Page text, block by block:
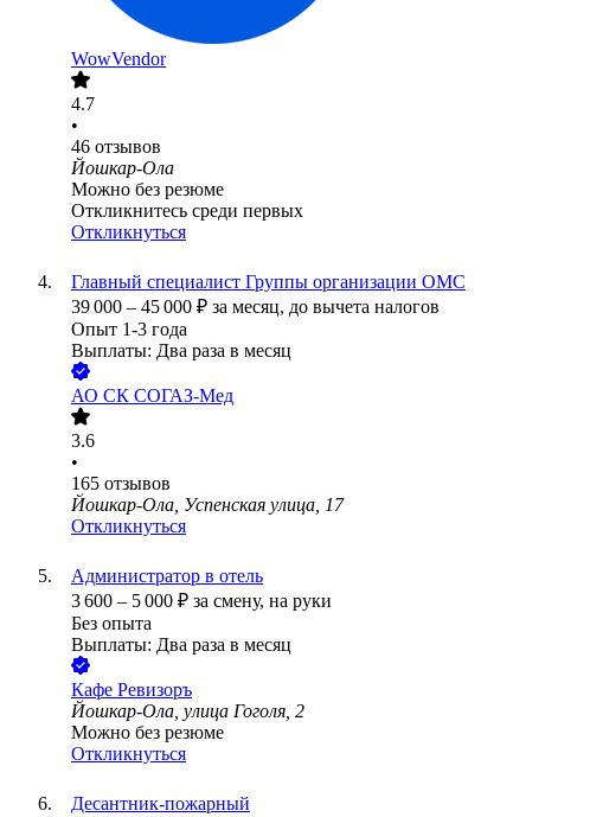
WowVendor
4.7
•
46 отзывов
Йошкар-Ола
Можно без резюме
Откликнитесь среди первых
Откликнуться
Главный специалист Группы организации ОМС
39 000 – 45 000 ₽ за месяц, до вычета налогов
Опыт 1-3 года
Выплаты: Два раза в месяц
АО СК СОГАЗ-Мед
3.6
•
165 отзывов
Йошкар-Ола, Успенская улица, 17
Откликнуться
Администратор в отель
3 600 – 5 000 ₽ за смену, на руки
Без опыта
Выплаты: Два раза в месяц
Кафе Ревизоръ
Йошкар-Ола, улица Гоголя, 2
Можно без резюме
Откликнуться
Десантник-пожарный